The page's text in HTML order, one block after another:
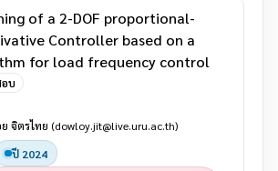
of a 2-DOF proportional-
Controller based on a
for load frequency control
บ
จิตรไทย (dowloy.jit@live.uru.ac.th)
ปี 2024